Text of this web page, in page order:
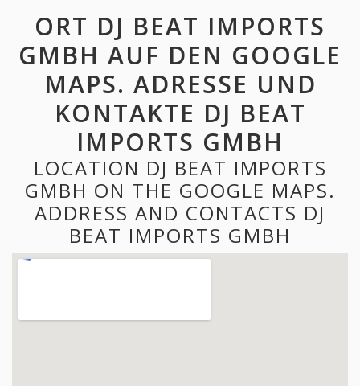
ORT DJ BEAT IMPORTS
GMBH AUF DEN GOOGLE
MAPS. ADRESSE UND
KONTAKTE DJ BEAT
IMPORTS GMBH
LOCATION DJ BEAT IMPORTS
GMBH ON THE GOOGLE MAPS.
ADDRESS AND CONTACTS DJ
BEAT IMPORTS GMBH